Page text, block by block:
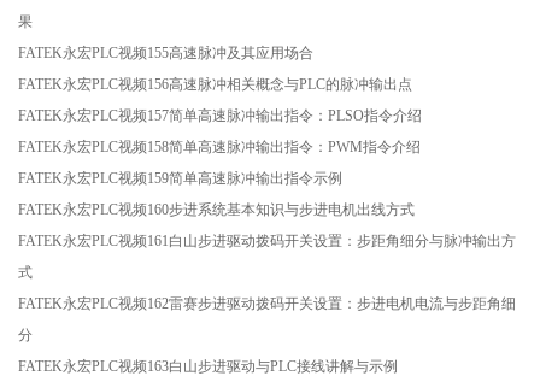
果
FATEK永宏PLC视频155高速脉冲及其应用场合
FATEK永宏PLC视频156高速脉冲相关概念与PLC的脉冲输出点
FATEK永宏PLC视频157简单高速脉冲输出指令：PLSO指令介绍
FATEK永宏PLC视频158简单高速脉冲输出指令：PWM指令介绍
FATEK永宏PLC视频159简单高速脉冲输出指令示例
FATEK永宏PLC视频160步进系统基本知识与步进电机出线方式
FATEK永宏PLC视频161白山步进驱动拨码开关设置：步距角细分与脉冲输出方
式
FATEK永宏PLC视频162雷赛步进驱动拨码开关设置：步进电机电流与步距角细
分
FATEK永宏PLC视频163白山步进驱动与PLC接线讲解与示例